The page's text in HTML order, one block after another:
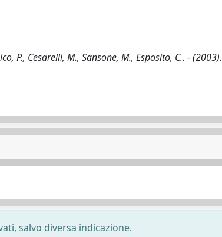
P., Cesarelli, M., Sansone, M., Esposito, C.. - (2003).
salvo diversa indicazione.